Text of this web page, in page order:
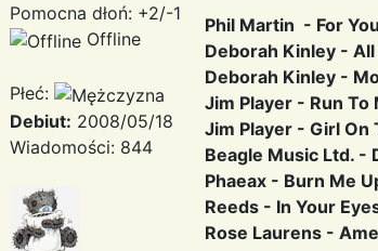
Pomocna dłoń: +2/-1
Offline
Płeć:
Debiut: 2008/05/18
Wiadomości: 844
Phil Martin - For
Deborah Kinley - All
Deborah Kinley -
Jim Player - Run To
Jim Player - Girl On
Beagle Music Ltd. -
Phaeax - Burn Me
Reeds - In Your
Rose Laurens -